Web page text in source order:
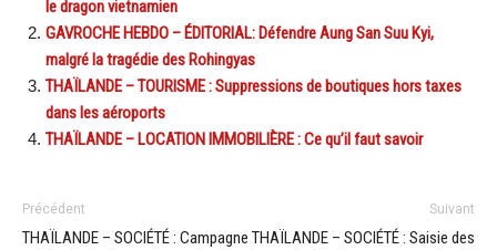
le dragon vietnamien
GAVROCHE HEBDO – ÉDITORIAL: Défendre Aung San Suu Kyi,
malgré la tragédie des Rohingyas
THAÏLANDE – TOURISME : Suppressions de boutiques hors taxes
dans les aéroports
THAÏLANDE – LOCATION IMMOBILIÈRE : Ce qu’il faut savoir
Précédent
THAÏLANDE – SOCIÉTÉ : Campagne
Suivant
THAÏLANDE – SOCIÉTÉ : Saisie des